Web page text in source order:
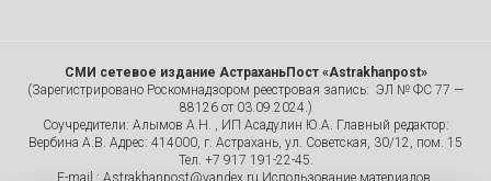
СМИ сетевое издание АстраханьПост «Astrakhanpost»
(Зарегистрировано Роскомнадзором реестровая запись: ЭЛ № ФС 77 —
88126 от 03.09.2024.)
Соучредители: Алымов А.Н. , ИП Асадулин Ю.А. Главный редактор:
Вербина А.В. Адрес: 414000, г. Астрахань, ул. Советская, 30/12, пом. 15
Тел. +7 917 191-22-45.
E-mail.: Astrakhanpost@yandex.ru Использование материалов,